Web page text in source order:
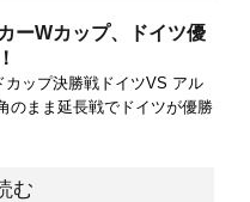
ーWカップ、ドイツ優
カップ決勝戦ドイツVS アル
のまま延長戦でドイツが優勝
む